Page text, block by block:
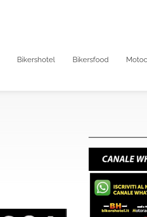
Bikershotel Bikersfood